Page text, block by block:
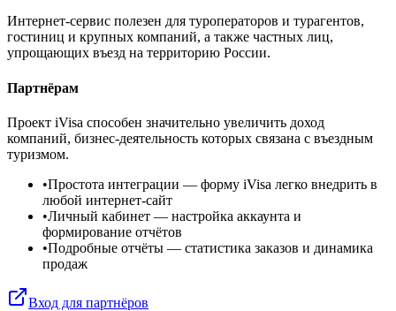
Интернет-сервис полезен для туроператоров и турагентов,
гостиниц и крупных компаний, а также частных лиц,
упрощающих въезд на территорию России.
Партнёрам
Проект iVisa способен значительно увеличить доход
компаний, бизнес-деятельность которых связана с въездным
туризмом.
•Простота интеграции — форму iVisa легко внедрить в
любой интернет-сайт
•Личный кабинет — настройка аккаунта и
формирование отчётов
•Подробные отчёты — статистика заказов и динамика
продаж
Вход для партнёров